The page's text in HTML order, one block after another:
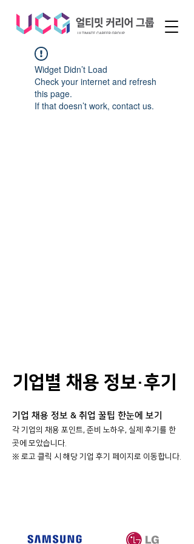
Widget Didn’t Load
Check your internet and refresh
this page.
If that doesn’t work, contact us.
기업별 채용 정보·후기
기업 채용 정보 & 취업 꿀팁 한눈에 보기
각 기업의 채용 포인트, 준비 노하우, 실제 후기를 한
곳에 모았습니다.
​※ 로고 클릭 시 해당 기업 후기 페이지로 이동합니다.